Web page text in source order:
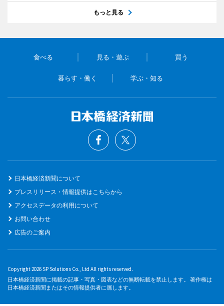
もっと見る
食べる 見る・遊ぶ 買う
暮らす・働く 学ぶ・知る
日本橋経済新聞について
プレスリリース・情報提供はこちらから
アクセスデータの利用について
お問い合わせ
広告のご案内
Copyright 2026 SP Solutions Co., Ltd All rights reserved.
日本橋経済新聞に掲載の記事・写真・図表などの無断転載を禁止します。 著作権は
日本橋経済新聞またはその情報提供者に属します。